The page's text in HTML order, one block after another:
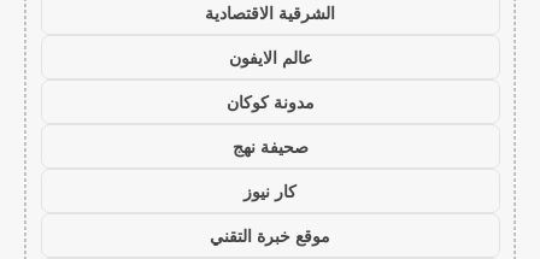
الشرقية الاقتصادية
عالم الايفون
مدونة كوكان
صحيفة نهج
كار نيوز
موقع خبرة التقني